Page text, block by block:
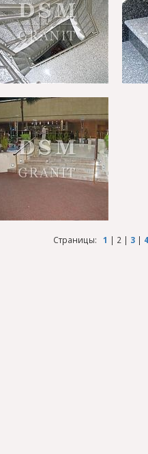
Страницы: 1 | 2 | 3| 4